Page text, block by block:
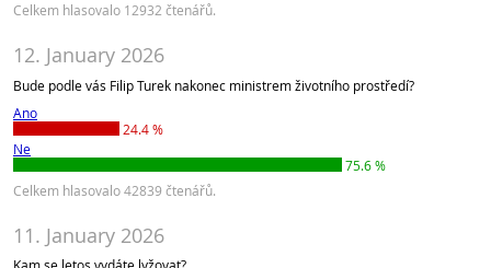
Celkem hlasovalo 12932 čtenářů.
12. January 2026
Bude podle vás Filip Turek nakonec ministrem životního prostředí?
Ano
24.4 %
Ne
75.6 %
Celkem hlasovalo 42839 čtenářů.
11. January 2026